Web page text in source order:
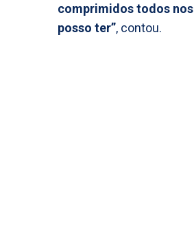
comprimidos todos
posso ter”, contou.